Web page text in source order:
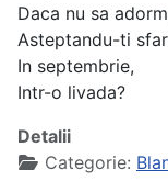
Daca nu sa
Asteptandu-ti
In septembrie,
Intr-o livada?
Detalii
Categorie: